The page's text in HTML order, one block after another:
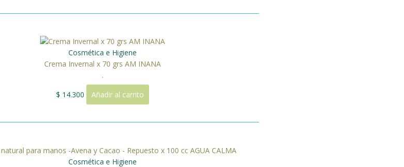
Cosmética e Higiene
Crema Invernal x 70 grs AM INANA
.
$ 14.300 Añadir al carrito
Cosmética e Higiene